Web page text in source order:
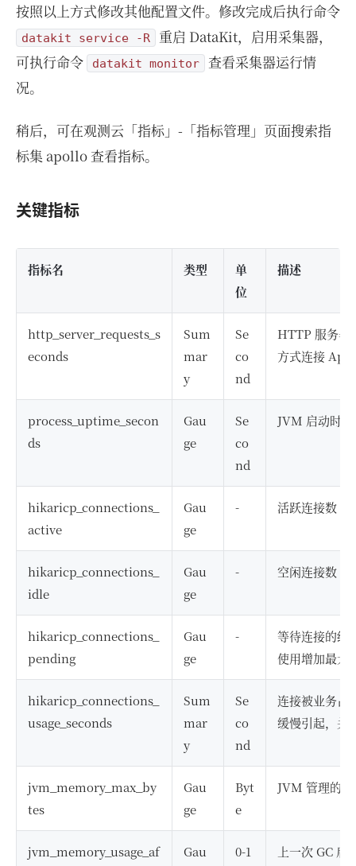
按照以上方式修改其他配置文件。修改完成后执行命令
datakit service -R
重启 DataKit，启用采集器，
可执行命令
datakit monitor
查看采集器运行情
况。
稍后，可在观测云「指标」-「指标管理」页面搜索指
标集 apollo 查看指标。
关键指标
指标名 类型
单
位
描述
http_server_requests_s
econds
Sum
mar
y
Se
co
nd
HTTP 服务器
方式连接
process_uptime_secon
ds
Gau
ge
Se
co
nd
JVM 启动时长
hikaricp_connections_
active
Gau
ge
- 活跃连接数
hikaricp_connections_
idle
Gau
ge
- 空闲连接数
hikaricp_connections_
pending
Gau
ge
-
等待连接的线
使用增加最大
hikaricp_connections_
usage_seconds
Sum
mar
y
Se
co
nd
连接被业务占
缓慢引起，关
jvm_memory_max_by
tes
Gau
ge
Byt
e
JVM 管理的
jvm_memory_usage_af
Gau
0-1 上一次 GC